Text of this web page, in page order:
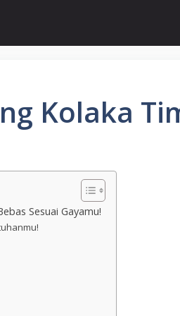
Kolaka
Sesuai Gayamu!